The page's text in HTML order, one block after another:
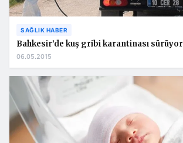
SAĞLIK HABER
Balıkesir’de kuş gribi karantinası sürüyor
06.05.2015